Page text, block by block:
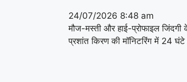
24/07/2026 8:48 am
मौज-मस्ती और हाई-प्रोफाइल जिंदगी
प्रशांत किरण की मॉनिटरिंग में 24